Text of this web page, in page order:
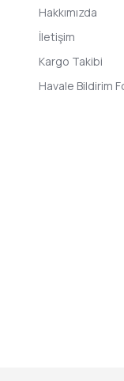
Hakkımızda
İletişim
Kargo Takibi
Havale Bildirim